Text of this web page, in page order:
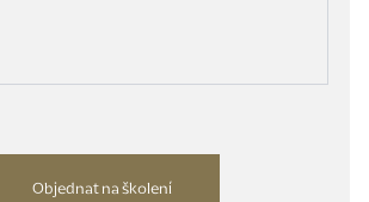
Objednat na školení